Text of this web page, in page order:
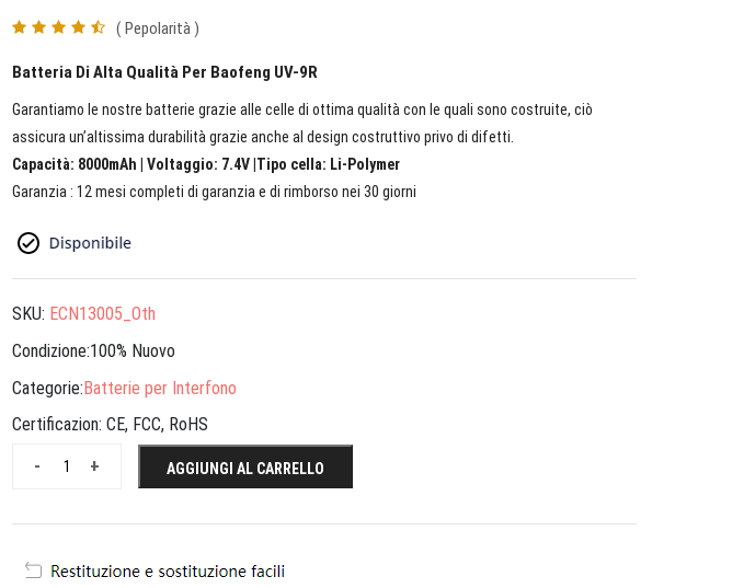
( Pepolarità )
Batteria Di Alta Qualità Per Baofeng UV-9R
Garantiamo le nostre batterie grazie alle celle di ottima qualità con le quali sono costruite, ciò
assicura un’altissima durabilità grazie anche al design costruttivo privo di difetti.
Capacità: 8000mAh | Voltaggio: 7.4V |Tipo cella: Li-Polymer
Garanzia : 12 mesi completi di garanzia e di rimborso nei 30 giorni
SKU: ECN13005_Oth
Condizione:100% Nuovo
Categorie:Batterie per Interfono
Certificazion: CE, FCC, RoHS
+
- AGGIUNGI AL CARRELLO